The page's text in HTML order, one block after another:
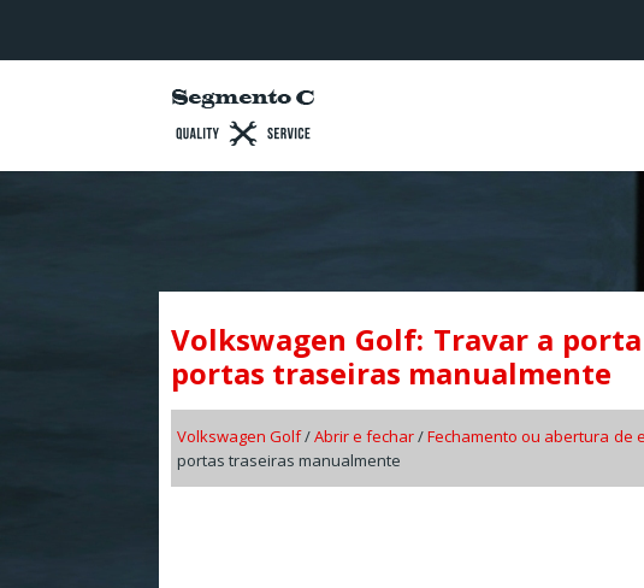
Volkswagen Golf: Travar a
portas traseiras manualmente
Volkswagen Golf/Abrir e fechar/Fechamento ou abertura de
portas traseiras manualmente